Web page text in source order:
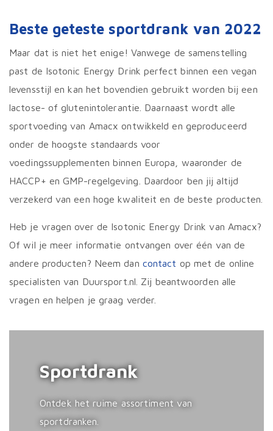
optie
op
Beste geteste sportdrank van 2022
Maar dat is niet het enige! Vanwege de samenstelling
past de Isotonic Energy Drink perfect binnen een vegan
levensstijl en kan het bovendien gebruikt worden bij een
lactose- of glutenintolerantie. Daarnaast wordt alle
sportvoeding van Amacx ontwikkeld en geproduceerd
onder de hoogste standaards voor
voedingssupplementen binnen Europa, waaronder de
HACCP+ en GMP-regelgeving. Daardoor ben jij altijd
verzekerd van een hoge kwaliteit en de beste producten.
Heb je vragen over de Isotonic Energy Drink van Amacx?
Of wil je meer informatie ontvangen over één van de
andere producten? Neem dan contact op met de online
specialisten van Duursport.nl. Zij beantwoorden alle
vragen en helpen je graag verder.
Sportdrank
Ontdek het ruime assortiment van
sportdranken.